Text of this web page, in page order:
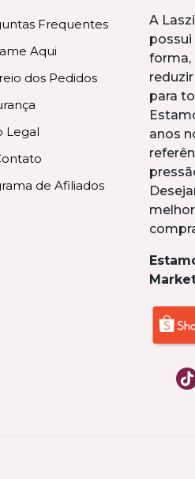
Frequentes
Aqui
dos Pedidos
Legal
de Afiliados
A
possui
forma,
para
anos